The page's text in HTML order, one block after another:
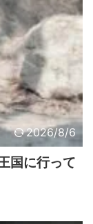
2026/8/6
国に行って